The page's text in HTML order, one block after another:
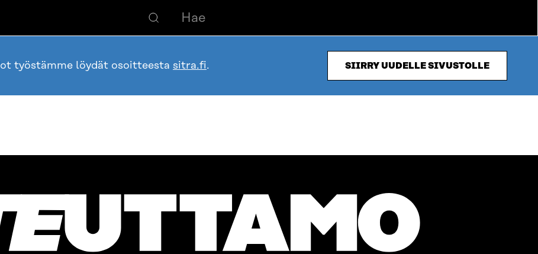
työstämme löydät osoitteesta sitra.fi. SIIRRY UUDELLE SIVUSTOLLE